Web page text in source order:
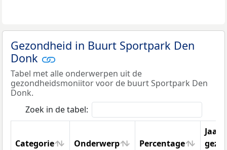
Gezondheid in Buurt Sportpark Den
Donk
Tabel met alle onderwerpen uit de
gezondheidsmoniitor voor de buurt Sportpark Den
Donk.
Zoek in de tabel:
Categorie Onderwerp Percentage
Jaar